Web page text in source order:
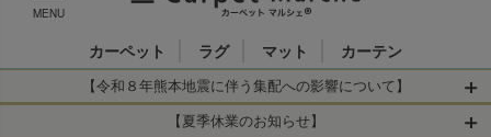
MENU
カーペット ラグ マット カーテン
【令和８年熊本地震に伴う集配への影響について】
令和8年熊本地震により、お亡くなりになられた方々に深く
【夏季休業のお知らせ】